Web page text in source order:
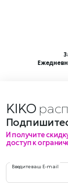
KIKO
И получите
доступ к
Введите ваш E-mail